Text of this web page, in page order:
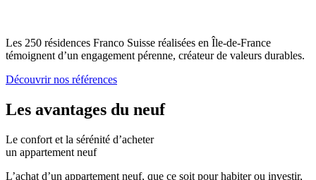
Les 250 résidences Franco Suisse réalisées en Île-de-France
témoignent d’un engagement pérenne, créateur de valeurs durables.
Découvrir nos références
Les avantages du neuf
Le confort et la sérénité d’acheter
un appartement neuf
L’achat d’un appartement neuf, que ce soit pour habiter ou investir,